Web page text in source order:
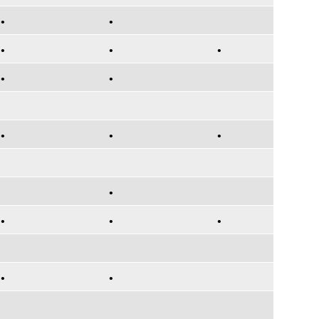
•
•
•
•
•
•
•
• • •
•
•
• •
• •